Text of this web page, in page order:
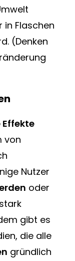
in Flaschen
(Denken
von
Nutzer
oder
gibt es
die alle
gründlich